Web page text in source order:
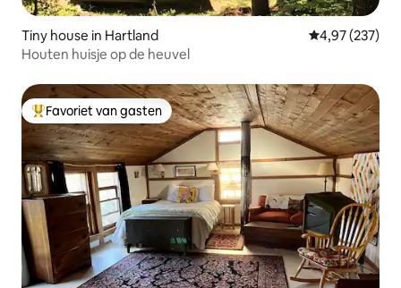
Tiny house in Hartland Gemiddelde
4,97 (237)
Houten huisje op de heuvel
Topfavoriet van gasten
Favoriet van gasten